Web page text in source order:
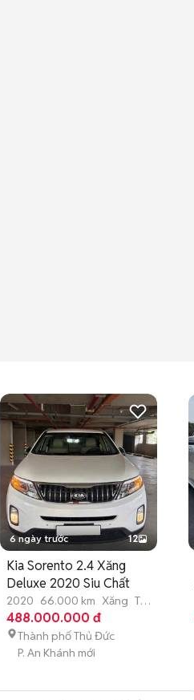
6 ngày trước 12
Kia Sorento 2.4 Xăng
Deluxe 2020 Siu Chất
2020 66.000 km Xăng Tự
động
488.000.000 đ
Thành phố Thủ Đức
P. An Khánh mới